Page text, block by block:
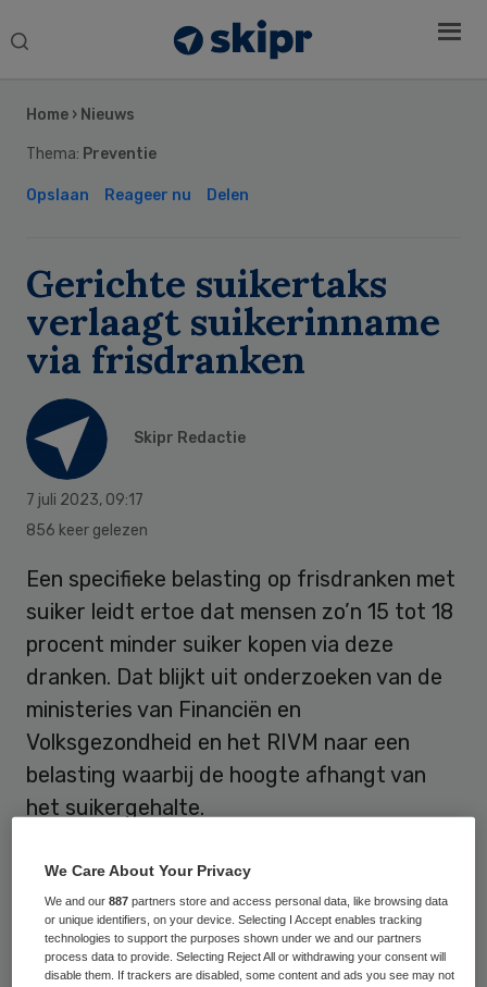
Search
Home › Nieuws
Thema: Preventie
Opslaan Reageer nu Delen
Gerichte suikertaks
verlaagt suikerinname
via frisdranken
Skipr Redactie
7 juli 2023, 09:17
856 keer gelezen
Een specifieke belasting op frisdranken met
suiker leidt ertoe dat mensen zo’n 15 tot 18
procent minder suiker kopen via deze
dranken. Dat blijkt uit onderzoeken van de
ministeries van Financiën en
Volksgezondheid en het RIVM naar een
belasting waarbij de hoogte afhangt van
het suikergehalte.
Maar er zitten wel wat haken en ogen aan
zo’n suikertaks: mensen kopen wellicht
gewoon vaker het goedkopere huismerk in
plaats van de duurdere merken. Invoering
Sidebar
We Care About Your Privacy
We and our887 partners store and access personal data, like browsing data
or unique identifiers, on your device. Selecting I Accept enables tracking
technologies to support the purposes shown under we and our partners
process data to provide. Selecting Reject All or withdrawing your consent will
disable them. If trackers are disabled, some content and ads you see may not